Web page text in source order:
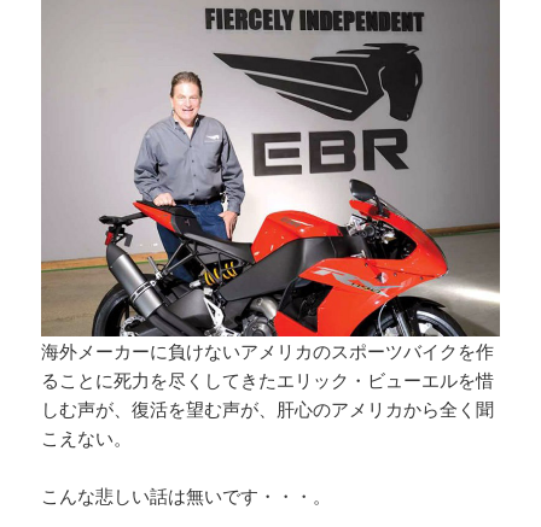
海外メーカーに負けないアメリカのスポーツバイクを作
ることに死力を尽くしてきたエリック・ビューエルを惜
しむ声が、復活を望む声が、肝心のアメリカから全く聞
こえない。
こんな悲しい話は無いです・・・。